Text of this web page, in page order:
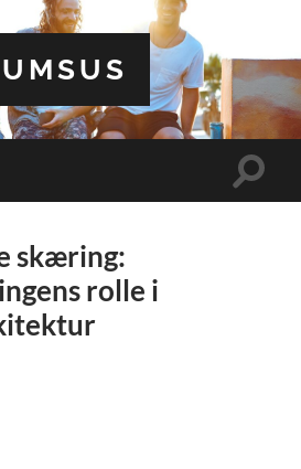
Toggle
skæring:
rolle i